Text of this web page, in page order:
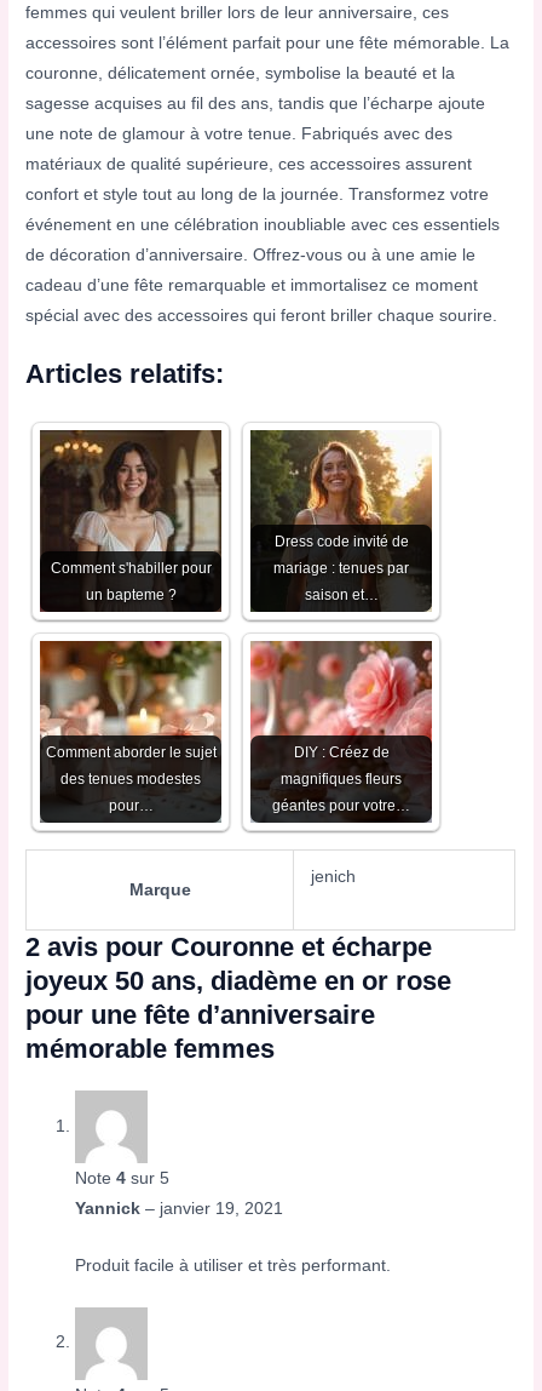
femmes qui veulent briller lors de leur anniversaire, ces
accessoires sont l’élément parfait pour une fête mémorable. La
couronne, délicatement ornée, symbolise la beauté et la
sagesse acquises au fil des ans, tandis que l’écharpe ajoute
une note de glamour à votre tenue. Fabriqués avec des
matériaux de qualité supérieure, ces accessoires assurent
confort et style tout au long de la journée. Transformez votre
événement en une célébration inoubliable avec ces essentiels
de décoration d’anniversaire. Offrez-vous ou à une amie le
cadeau d’une fête remarquable et immortalisez ce moment
spécial avec des accessoires qui feront briller chaque sourire.
Articles relatifs:
Comment s'habiller pour
un bapteme​ ?
Dress code invité de
mariage : tenues par
saison et…
Comment aborder le sujet
des tenues modestes
pour…
DIY : Créez de
magnifiques fleurs
géantes pour votre…
Marque
jenich
2 avis pour Couronne et écharpe
joyeux 50 ans, diadème en or rose
pour une fête d’anniversaire
mémorable femmes
Note4 sur 5
Yannick– janvier 19, 2021
Produit facile à utiliser et très performant.